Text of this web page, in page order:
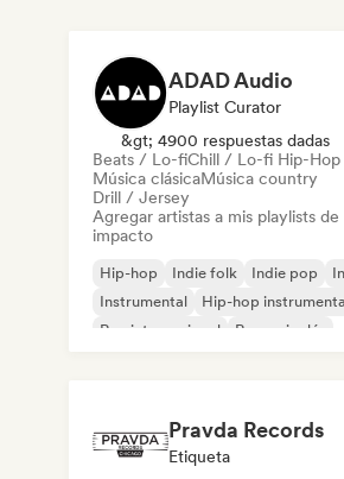
ADAD Audio
Playlist Curator
&gt; 4900 respuestas dadas
Beats / Lo-fiChill / Lo-fi Hip-Hop
Música clásicaMúsica country
Drill / Jersey
Agregar artistas a mis playlists
impacto
Hip-hop Indie folk Indie pop
Instrumental
Hip-hop
Rap internacional
Rap en inglés
Pravda Records
Etiqueta